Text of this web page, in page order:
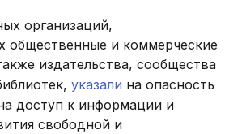
организаций,
общественные и коммерческие
издательства, сообщества
указали на опасность
доступ к информации и
свободной и